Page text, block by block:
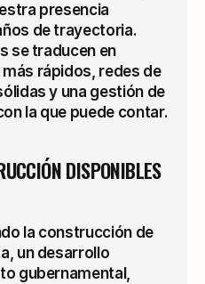
presencia
de trayectoria.
se traducen en
rápidos, redes de
y una gestión de
la que puede contar.
DISPONIBLES
la construcción de
un desarrollo
gubernamental,